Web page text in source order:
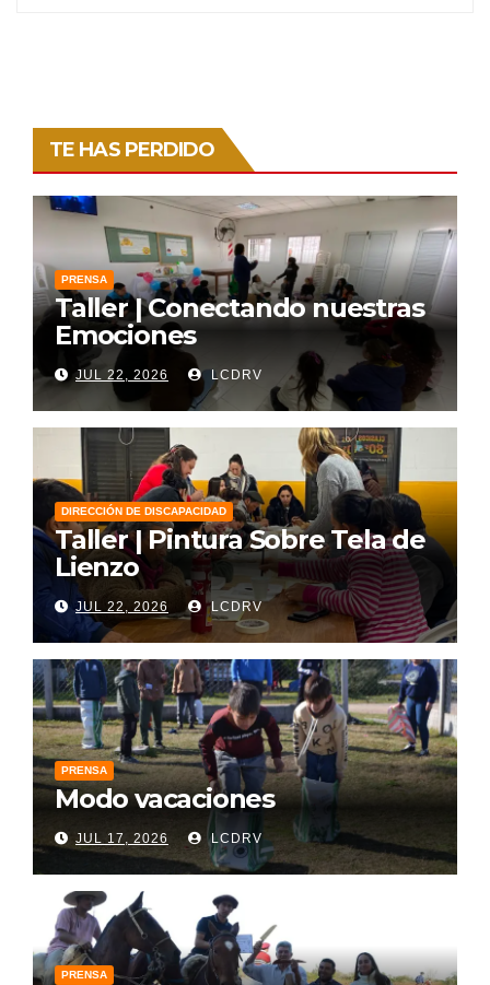
TE HAS PERDIDO
PRENSA
Taller | Conectando nuestras
Emociones
JUL 22, 2026 LCDRV
DIRECCIÓN DE DISCAPACIDAD
Taller | Pintura Sobre Tela de
Lienzo
JUL 22, 2026 LCDRV
PRENSA
Modo vacaciones
JUL 17, 2026 LCDRV
PRENSA